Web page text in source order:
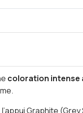
coloration intense
l’appui Graphite